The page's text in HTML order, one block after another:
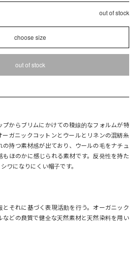
out of stock
out of stock
プからブリムにかけての稜線的なフォルムが特
ガニックコットンとウールとリネンの混紡糸
持つ素材感が出ており、ウールの毛をナチュ
もほのかに感じられる素材です。反発性を持た
ワになりにくい帽子です。
とそれに基づく表現活動を行う。オーガニック
などの良質で健全な天然素材と天然染料を用い